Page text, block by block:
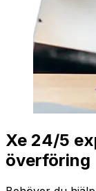
Xe 24/5
överföring